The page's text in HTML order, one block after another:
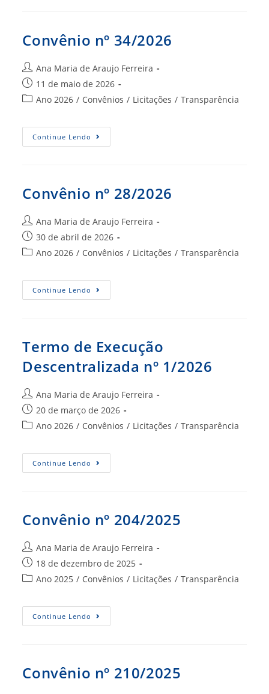
Convênio nº 34/2026
Autor
do
post:
Ana Maria de Araujo Ferreira
Post
publicado:
11 de maio de 2026
Categoria
post:
Ano 2026 / Convênios / Licitações / Transparência
Continue Lendo Convênio
Nº
Convênio nº 28/2026
Autor
do
post:
Ana Maria de Araujo Ferreira
Post
publicado:
30 de abril de 2026
Categoria
post:
Ano 2026 / Convênios / Licitações / Transparência
Continue Lendo Convênio
Nº
Termo de Execução
Descentralizada nº 1/2026
Autor
do
post:
Ana Maria de Araujo Ferreira
Post
publicado:
20 de março de 2026
Categoria
post:
Ano 2026 / Convênios / Licitações / Transparência
Continue Lendo Termo
De
Convênio nº 204/2025
Autor
do
post:
Ana Maria de Araujo Ferreira
Post
publicado:
18 de dezembro de 2025
Categoria
post:
Ano 2025 / Convênios / Licitações / Transparência
Continue Lendo Convênio
Nº
Convênio nº 210/2025